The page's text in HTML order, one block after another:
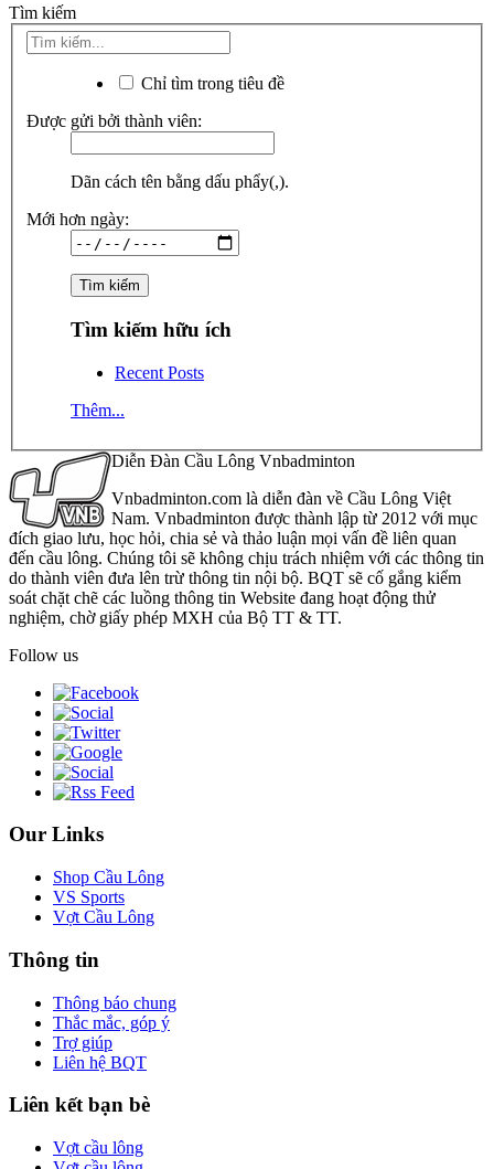
Tìm kiếm
Chỉ tìm trong tiêu đề
Được gửi bởi thành viên:
Dãn cách tên bằng dấu phẩy(,).
Mới hơn ngày:
Tìm kiếm hữu ích
Recent Posts
Thêm...
Diễn Đàn Cầu Lông Vnbadminton
Vnbadminton.com là diễn đàn về Cầu Lông Việt
Nam. Vnbadminton được thành lập từ 2012 với mục
đích giao lưu, học hỏi, chia sẻ và thảo luận mọi vấn đề liên quan
đến cầu lông. Chúng tôi sẽ không chịu trách nhiệm với các thông tin
do thành viên đưa lên trừ thông tin nội bộ. BQT sẽ cố gắng kiểm
soát chặt chẽ các luồng thông tin Website đang hoạt động thử
nghiệm, chờ giấy phép MXH của Bộ TT & TT.
Follow us
Our Links
Shop Cầu Lông
VS Sports
Vợt Cầu Lông
Thông tin
Thông báo chung
Thắc mắc, góp ý
Trợ giúp
Liên hệ BQT
Liên kết bạn bè
Vợt cầu lông